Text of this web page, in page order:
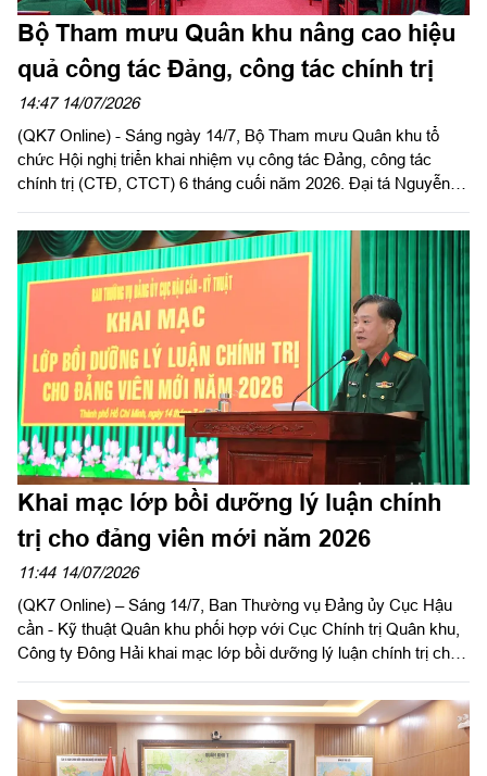
Bộ Tham mưu Quân khu nâng cao hiệu
quả công tác Đảng, công tác chính trị
14:47 14/07/2026
(QK7 Online) - Sáng ngày 14/7, Bộ Tham mưu Quân khu tổ
chức Hội nghị triển khai nhiệm vụ công tác Đảng, công tác
chính trị (CTĐ, CTCT) 6 tháng cuối năm 2026. Đại tá Nguyễn
trưởng Quân khu chủ trì hội nghị.
Khai mạc lớp bồi dưỡng lý luận chính
trị cho đảng viên mới năm 2026
11:44 14/07/2026
(QK7 Online) – Sáng 14/7, Ban Thường vụ Đảng ủy Cục Hậu
cần - Kỹ thuật Quân khu phối hợp với Cục Chính trị Quân khu,
Công ty Đông Hải khai mạc lớp bồi dưỡng lý luận chính trị cho
ủy Cục Hậu cần - Kỹ thuật, Chính ủy Cục Hậu cần - Kỹ thuật
Quân khu dự, phát biểu khai mạc.